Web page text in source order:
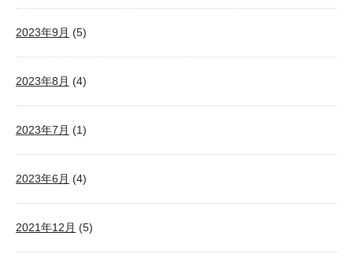
2023年9月 (5)
2023年8月 (4)
2023年7月 (1)
2023年6月 (4)
2021年12月 (5)